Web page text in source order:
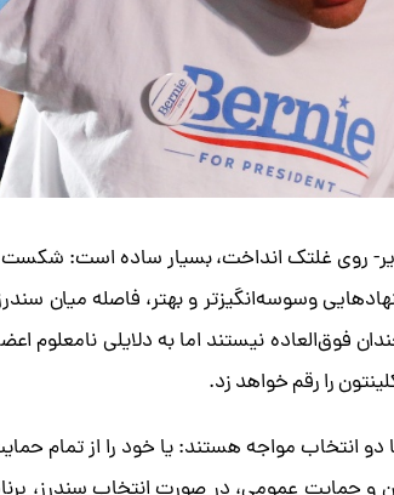
روی غلتک انداخت، بسیار ساده است:
وسوسه‌انگیزتر و بهتر، فاصله میان
فوق‌العاده نیستند اما به دلایلی نامعلوم
را رقم خواهد زد.
دو انتخاب مواجه هستند: یا خود را از تمام